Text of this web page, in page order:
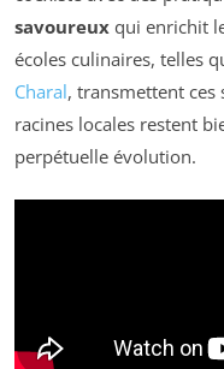
savoureux qui enrichit
écoles culinaires, telles
Charal, transmettent ces
racines locales restent
perpétuelle évolution.